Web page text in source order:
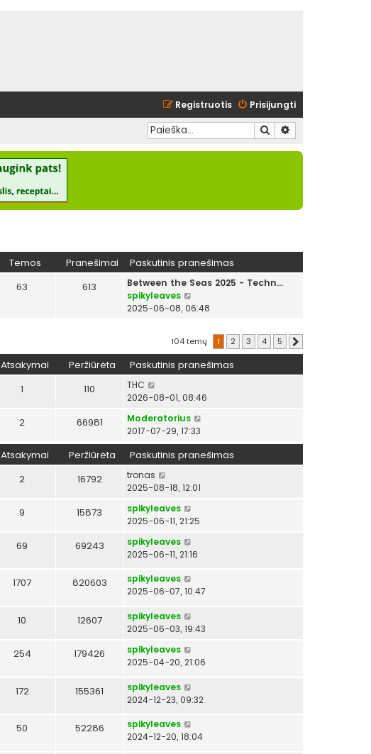
Prisijungti
Registruotis
Ieškoti
Temos Pranešimai Paskutinis pranešimas
63 613
Between the Seas 2025 - Techn…
spikyleaves
e
i
r
t
n
a
u
j
u
u
p
n
i
s
2025-06-08, 06:48
104 temų 1 2 3 4 5
Atsakymai Peržiūrėta Paskutinis pranešimas
1 110
THC
2026-08-01, 08:46
2 66981
Moderatorius
2017-07-29, 17:33
Atsakymai Peržiūrėta Paskutinis pranešimas
2 16792
tronas
2025-08-18, 12:01
9 15873
spikyleaves
2025-06-11, 21:25
69 69243
spikyleaves
2025-06-11, 21:16
1707 820603
spikyleaves
2025-06-07, 10:47
10 12607
spikyleaves
2025-06-03, 19:43
254 179426
spikyleaves
2025-04-20, 21:06
172 155361
spikyleaves
2024-12-23, 09:32
50 52286
spikyleaves
2024-12-20, 18:04